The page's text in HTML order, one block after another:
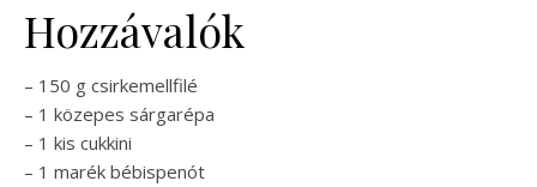
Hozzávalók
– 150 g csirkemellfilé
– 1 közepes sárgarépa
– 1 kis cukkini
– 1 marék bébispenót